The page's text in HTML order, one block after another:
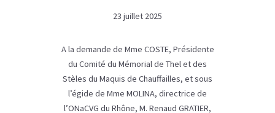
23 juillet 2025
A la demande de Mme COSTE, Présidente
du Comité du Mémorial de Thel et des
Stèles du Maquis de Chauffailles, et sous
l’égide de Mme MOLINA, directrice de
l’ONaCVG du Rhône, M. Renaud GRATIER,